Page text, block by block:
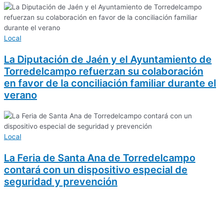
Local
La Diputación de Jaén y el Ayuntamiento de
Torredelcampo refuerzan su colaboración
en favor de la conciliación familiar durante el
verano
Local
La Feria de Santa Ana de Torredelcampo
contará con un dispositivo especial de
seguridad y prevención